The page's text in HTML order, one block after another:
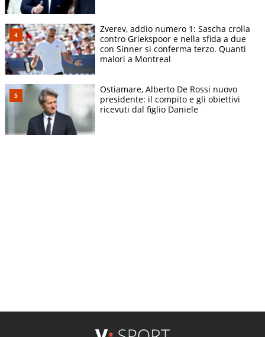
Zverev, addio numero 1: Sascha crolla
contro Griekspoor e nella sfida a due
con Sinner si conferma terzo. Quanti
malori a Montreal
Ostiamare, Alberto De Rossi nuovo
presidente: il compito e gli obiettivi
ricevuti dal figlio Daniele